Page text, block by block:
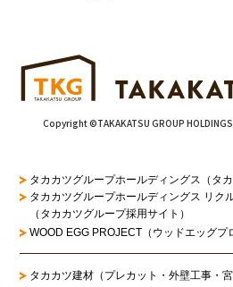
Copyright ©TAKAKATSU GROUP
タカカツグループホールディングス（タカ
タカカツグループホールディングス リク
（タカカツグループ採用サイト）
WOOD EGG PROJECT（ウッドエッグプ
タカカツ建材（プレカット・外壁工事・